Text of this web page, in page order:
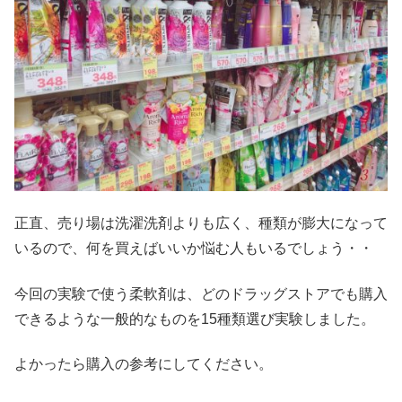
正直、売り場は洗濯洗剤よりも広く、種類が膨大になって
いるので、何を買えばいいか悩む人もいるでしょう・・
今回の実験で使う柔軟剤は、どのドラッグストアでも購入
できるような一般的なものを15種類選び実験しました。
よかったら購入の参考にしてください。